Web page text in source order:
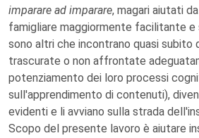
imparare ad imparare, magari aiutati
famigliare maggiormente facilitante e
sono altri che incontrano quasi subito
trascurate o non affrontate
potenziamento dei loro processi
sull'apprendimento di contenuti),
evidenti e li avviano sulla strada
Scopo del presente lavoro è aiutare